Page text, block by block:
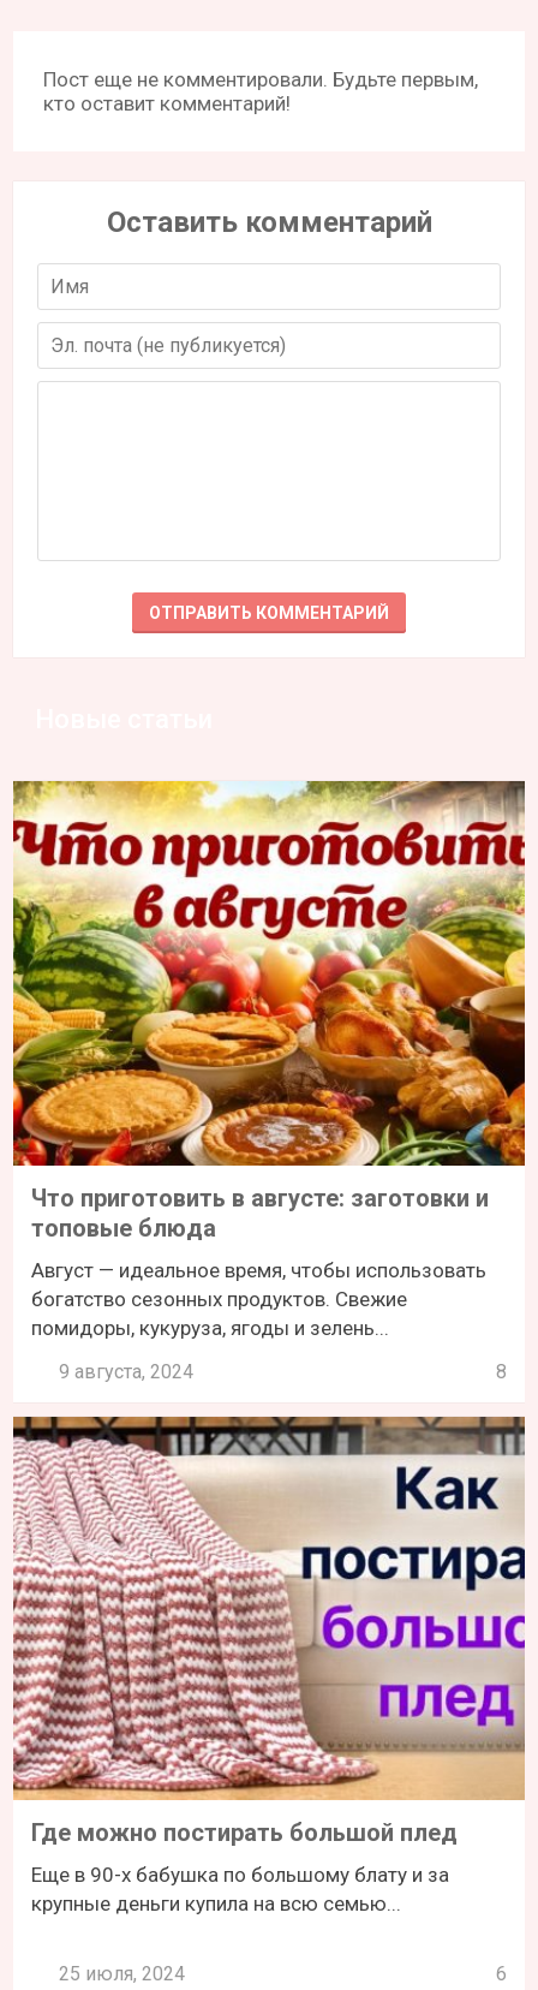
Пост еще не комментировали. Будьте первым,
кто оставит комментарий!
Оставить комментарий
Что приготовить в августе: заготовки и
топовые блюда
Август — идеальное время, чтобы использовать
богатство сезонных продуктов. Свежие
помидоры, кукуруза, ягоды и зелень...
9 августа, 2024 8
Где можно постирать большой плед
Еще в 90-х бабушка по большому блату и за
крупные деньги купила на всю семью...
25 июля, 2024 6